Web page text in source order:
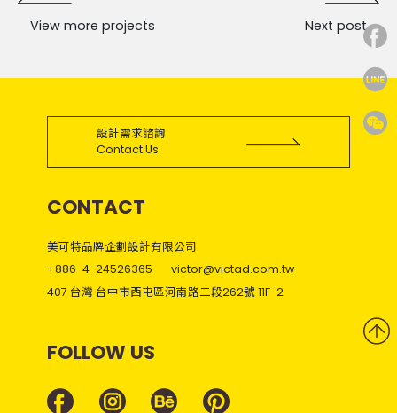
View more projects Next post
設計需求諮詢
Contact Us
CONTACT
美可特品牌企劃設計有限公司
+886-4-24526365
victor@victad.com.tw
407 台灣 台中市西屯區河南路二段262號 11F-2
FOLLOW US